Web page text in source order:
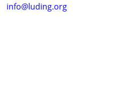
info@luding.org